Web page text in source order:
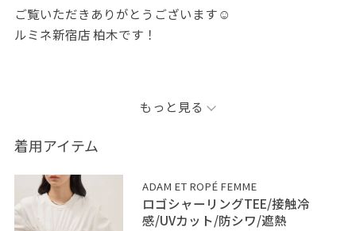
ご覧いただきありがとうございます☺︎
ルミネ新宿店 柏木です！
一枚で着映えするTシャツをご紹介します！
程よく体にフィットしてくれるシャーリングで、
華奢みえし、スタイルアップします！
もっと見る
着用アイテム
ADAM ET ROPÉ FEMME
ロゴシャーリングTEE/接触冷
感/UVカット/防シワ/遮熱